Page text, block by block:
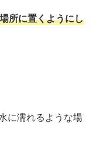
所に置くようにし
に濡れるような場